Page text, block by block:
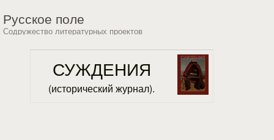
Русское поле
Содружество литературных проектов
СУЖДЕНИЯ
(исторический журнал).